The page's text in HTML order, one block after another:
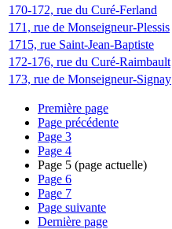
170-172, rue du Curé-Ferland
171, rue de Monseigneur-Plessis
1715, rue Saint-Jean-Baptiste
172-176, rue du Curé-Raimbault
173, rue de Monseigneur-Signay
Première page
Page précédente
Page 3
Page 4
Page 5 (page actuelle)
Page 6
Page 7
Page suivante
Dernière page